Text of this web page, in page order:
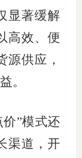
显著缓解
高效、便
源供应，
。
”模式还
渠道，开